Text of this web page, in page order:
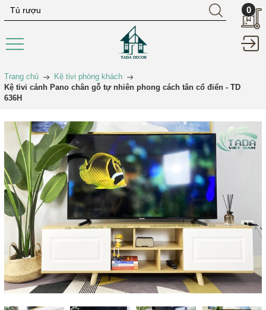
0
Trang chủ
Kệ tivi phòng khách
Kệ tivi cánh Pano chân gỗ tự nhiên phong cách tân cổ điển - TD
636H